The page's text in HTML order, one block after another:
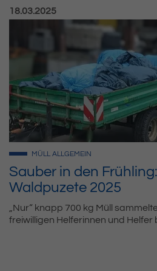
Veröffentlicht am:
18.03.2025
Sauber in den
Waldpuzete 2025
MÜLL ALLGEMEIN
„Nur“ knapp 700 kg Müll
freiwilligen Helferinnen und Helfer